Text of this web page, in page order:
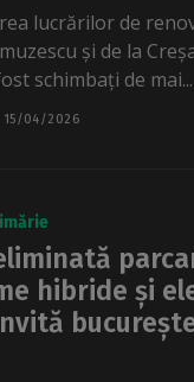
lucrărilor de
și de la
schimbați de mai...
15/04/2026
hibride și